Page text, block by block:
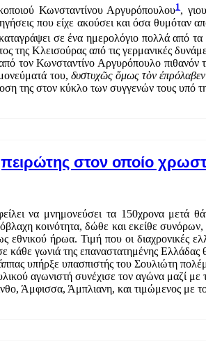
Κωνσταντίνου Αργυρόπουλου1,
που είχε ακούσει και όσα θυμόταν
σε ένα ημερολόγιο πολλά από τα
της Κλεισούρας από τις γερμανικές
τον Κωνσταντίνο Αργυρόπουλο πιθανόν
του, δυστυχῶς ὅμως τὸν
της στον κύκλο των συγγενών τους υπό
στον οποίο
να μνημονεύσει τα 150χρονα μετά
κοινότητα, δώθε και εκείθε
ήρωα. Τιμή που οι διαχρονικές
γωνιά της επαναστατημένης Ελλάδας
υπήρξε υπασπιστής του Σουλιώτη
αγωνιστή συνέχισε τον αγώνα μαζί
Άμφισσα, Άμπλιανη, και τιμώμενος με